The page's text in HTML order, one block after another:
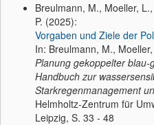
Breulmann, M., Moeller,
P. (2025):
Vorgaben und Ziele der
In: Breulmann, M.,
Planung gekoppelter
Handbuch zur
Starkregenmanagement
Helmholtz-Zentrum für
Leipzig, S. 33 - 48